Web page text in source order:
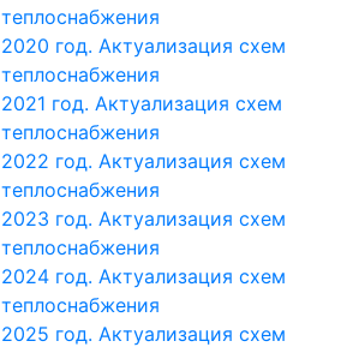
теплоснабжения
2020 год. Актуализация схем
теплоснабжения
2021 год. Актуализация схем
теплоснабжения
2022 год. Актуализация схем
теплоснабжения
2023 год. Актуализация схем
теплоснабжения
2024 год. Актуализация схем
теплоснабжения
2025 год. Актуализация схем